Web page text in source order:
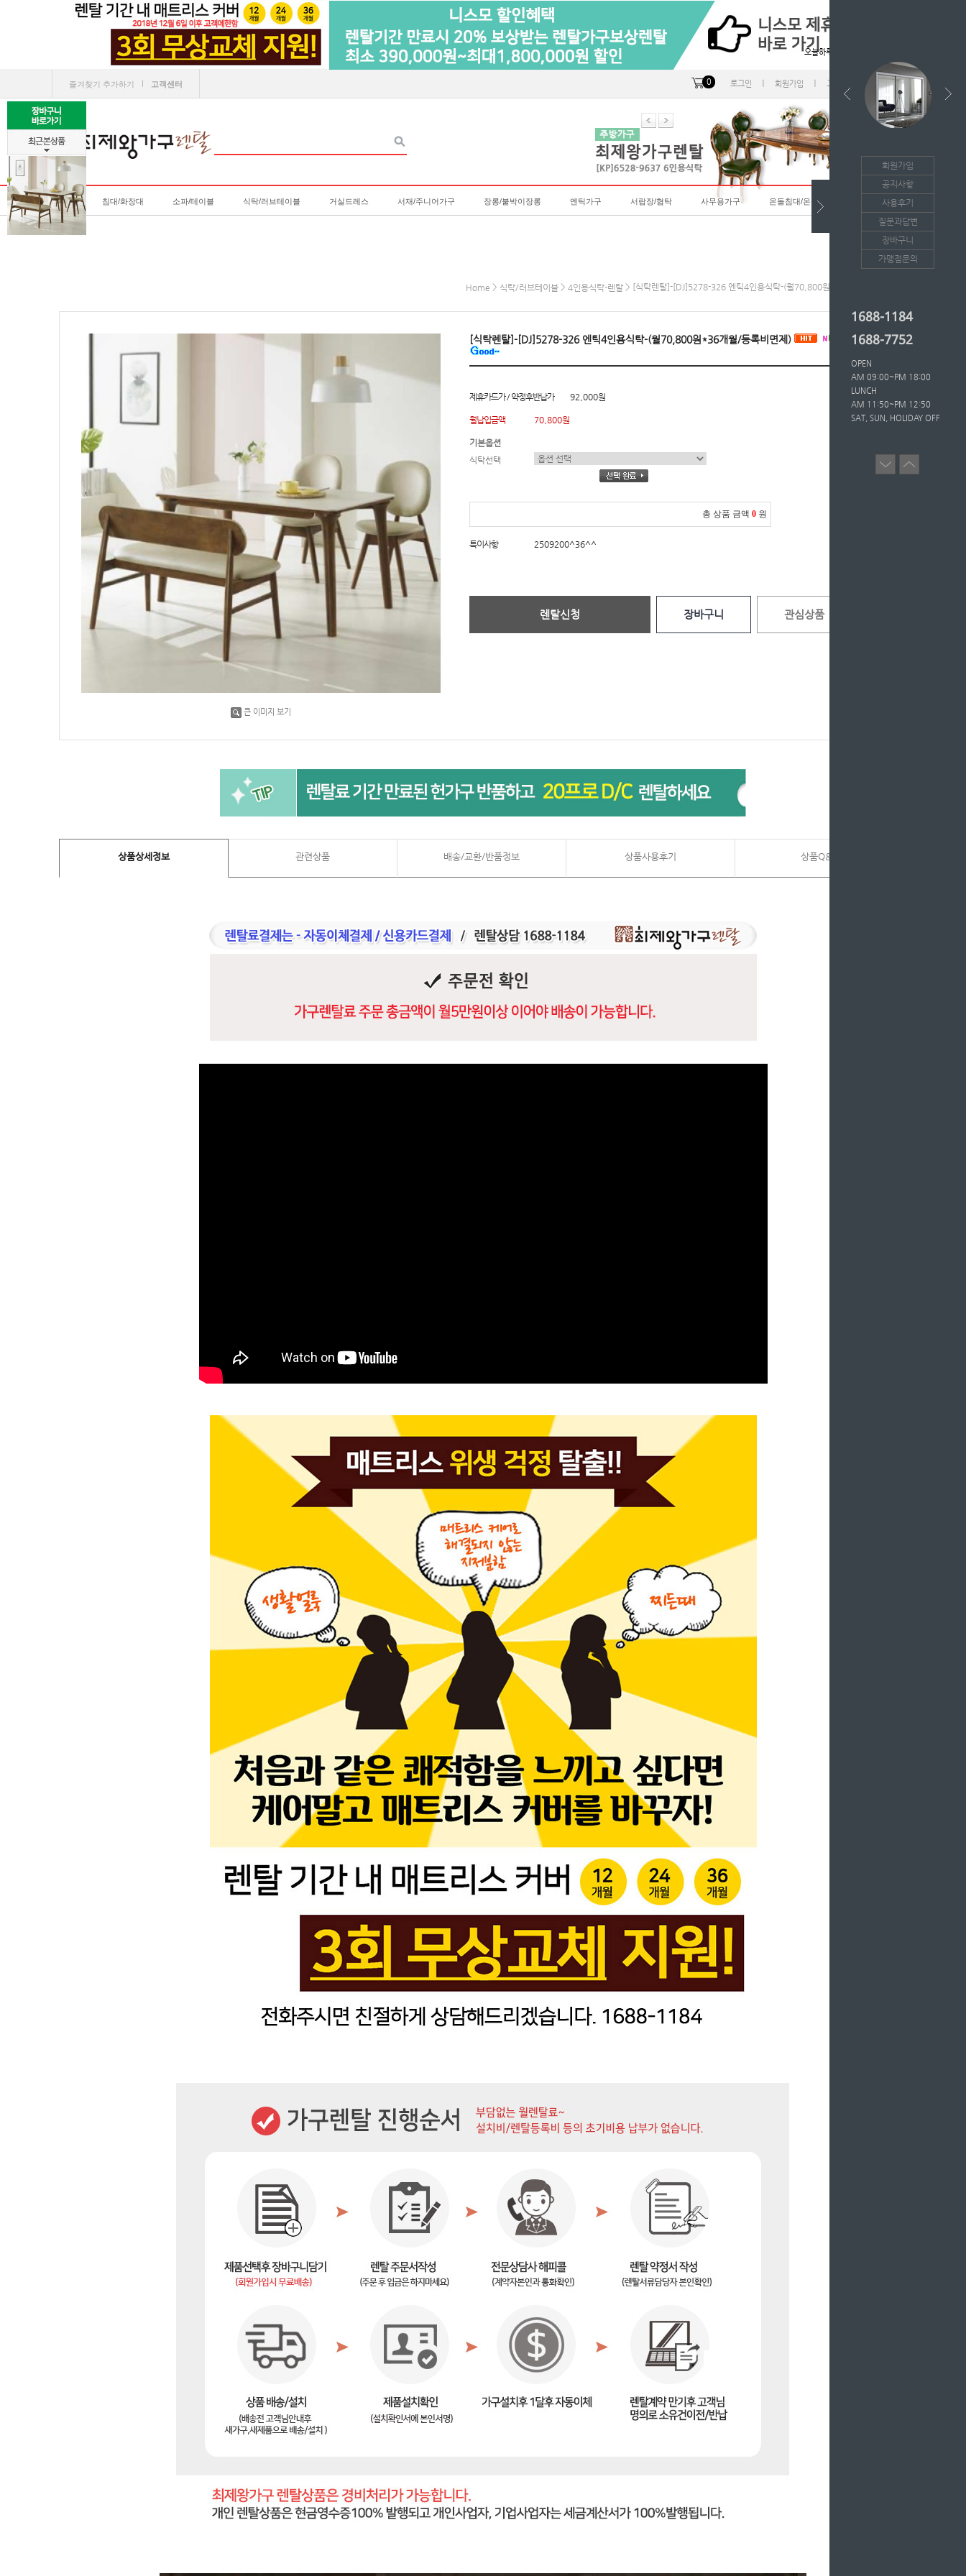
오늘하루 열지않음
즐겨찾기 추가하기 ㅣ 고객센터 0 로그인 회원가입 고객센터 ㅣ 마이페이지
침대/화장대 소파/테이블 식탁/러브테이블 거실드레스 서재/주니어가구 장롱/붙박이장롱 엔틱가구 서랍장/협탁 사무용가구 온돌침대/온돌소파
Home > 식탁/러브테이블 > 4인용식탁-렌탈 > [식탁렌탈]-[DJ]5278-326 엔틱4인용식탁-(월70,800원*36개월/등록비면제)
큰 이미지 보기
[식탁렌탈]-[DJ]5278-326 엔틱4인용식탁-(월70,800원*36개월/등록비면제)
제휴카드가 / 약정후반납가 92,000원
월납입금액 70,800원
기본옵션
식탁선택
총 상품 금액 0 원
특이사항 2509200^36^^
렌탈신청 장바구니 관심상품
상품상세정보 관련상품 배송/교환/반품정보 상품사용후기 상품Q&A
회원가입
공지사항
사용후기
질문과답변
장바구니
가맹점문의
1688-1184
1688-7752
OPEN
AM 09:00~PM 18:00
LUNCH
AM 11:50~PM 12:50
SAT, SUN, HOLIDAY OFF